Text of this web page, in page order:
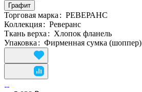
Графит
Торговая марка : РЕВЕРАНС
Коллекция: Реверанс
Ткань верха : Хлопок фланель
Упаковка : Фирменная сумка (шоппер)